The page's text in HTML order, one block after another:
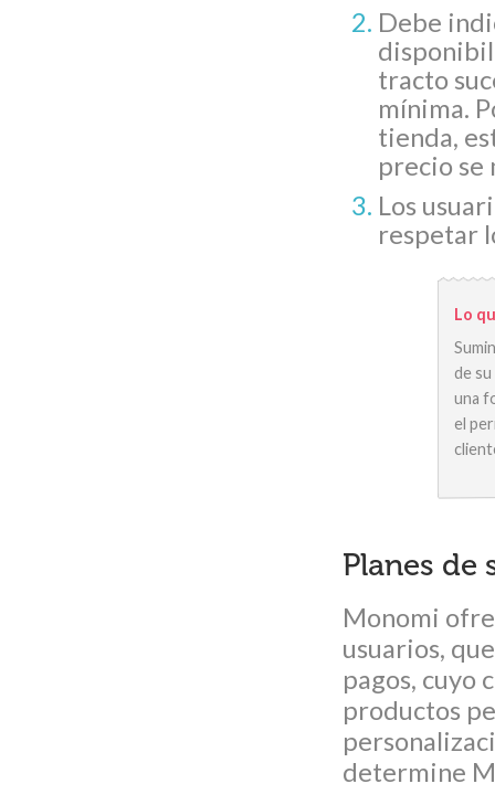
Debe
tracto
mínima.
tienda,
precio se
Los
respetar
Lo
de
una
el
Planes de
Monomi
usuarios,
pagos, cuyo
productos
determine